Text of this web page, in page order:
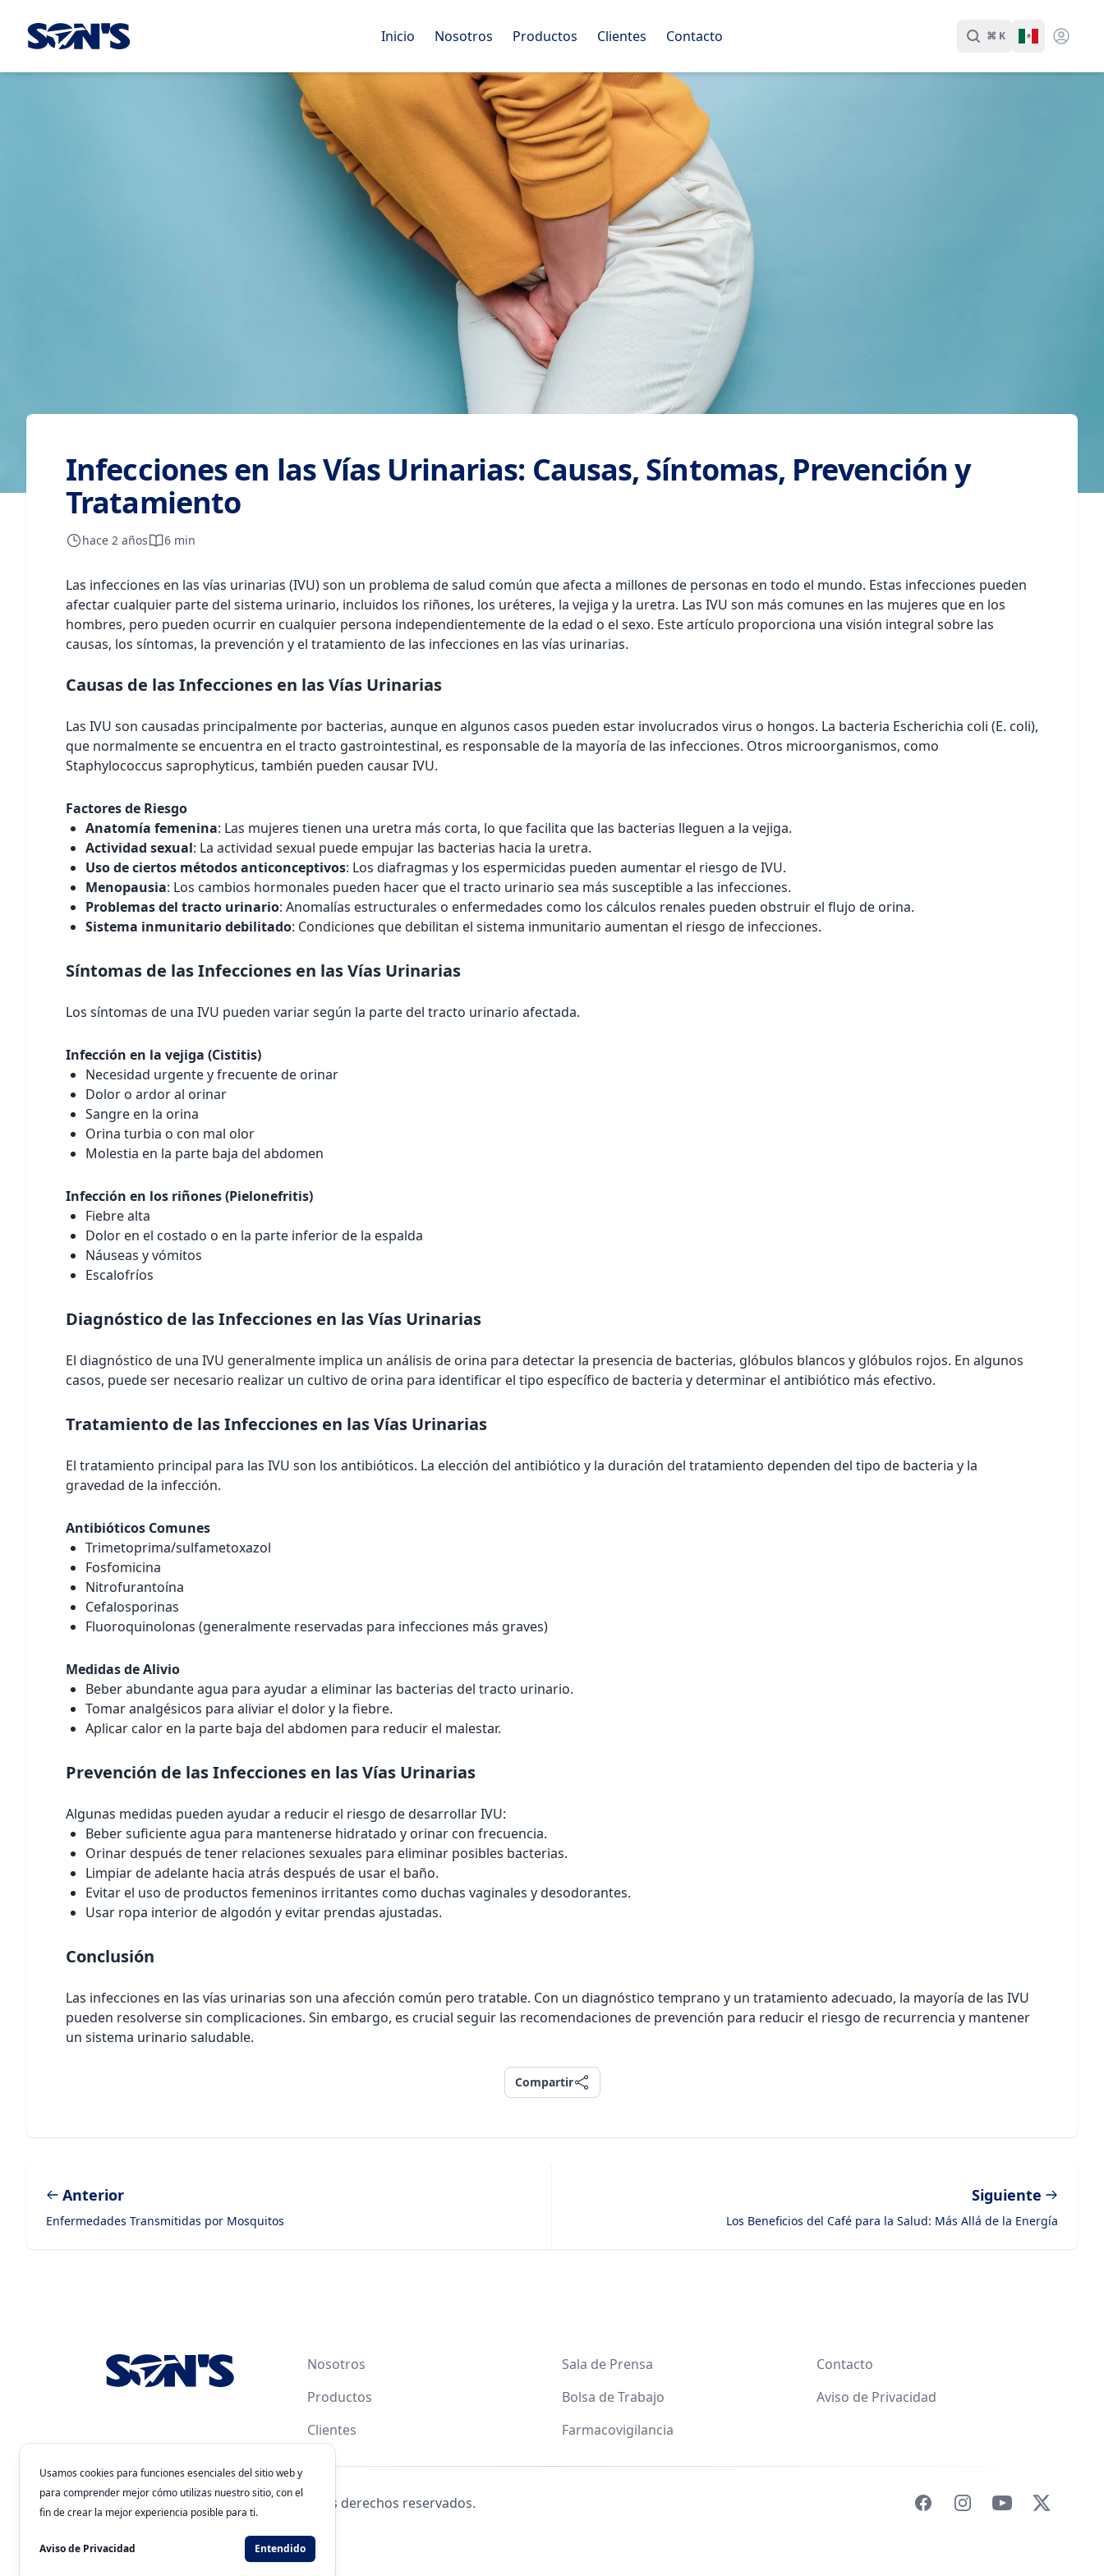
Laboratorios Química Son's Inicio Nosotros Productos Clientes Contacto Buscar
⌘ K Cambiar
Infecciones en las Vías Urinarias: Causas, Síntomas, Prevención y
Tratamiento
hace 2 años 6 min
Las infecciones en las vías urinarias (IVU) son un problema de salud común que afecta a millones de personas en todo el mundo. Estas infecciones pueden
afectar cualquier parte del sistema urinario, incluidos los riñones, los uréteres, la vejiga y la uretra. Las IVU son más comunes en las mujeres que en los
hombres, pero pueden ocurrir en cualquier persona independientemente de la edad o el sexo. Este artículo proporciona una visión integral sobre las
causas, los síntomas, la prevención y el tratamiento de las infecciones en las vías urinarias.
Causas de las Infecciones en las Vías Urinarias
Las IVU son causadas principalmente por bacterias, aunque en algunos casos pueden estar involucrados virus o hongos. La bacteria Escherichia coli (E. coli),
que normalmente se encuentra en el tracto gastrointestinal, es responsable de la mayoría de las infecciones. Otros microorganismos, como
Staphylococcus saprophyticus, también pueden causar IVU.
Factores de Riesgo
Anatomía femenina: Las mujeres tienen una uretra más corta, lo que facilita que las bacterias lleguen a la vejiga.
Actividad sexual: La actividad sexual puede empujar las bacterias hacia la uretra.
Uso de ciertos métodos anticonceptivos: Los diafragmas y los espermicidas pueden aumentar el riesgo de IVU.
Menopausia: Los cambios hormonales pueden hacer que el tracto urinario sea más susceptible a las infecciones.
Problemas del tracto urinario: Anomalías estructurales o enfermedades como los cálculos renales pueden obstruir el flujo de orina.
Sistema inmunitario debilitado: Condiciones que debilitan el sistema inmunitario aumentan el riesgo de infecciones.
Síntomas de las Infecciones en las Vías Urinarias
Los síntomas de una IVU pueden variar según la parte del tracto urinario afectada.
Infección en la vejiga (Cistitis)
Necesidad urgente y frecuente de orinar
Dolor o ardor al orinar
Sangre en la orina
Orina turbia o con mal olor
Molestia en la parte baja del abdomen
Infección en los riñones (Pielonefritis)
Fiebre alta
Dolor en el costado o en la parte inferior de la espalda
Náuseas y vómitos
Escalofríos
Diagnóstico de las Infecciones en las Vías Urinarias
El diagnóstico de una IVU generalmente implica un análisis de orina para detectar la presencia de bacterias, glóbulos blancos y glóbulos rojos. En algunos
casos, puede ser necesario realizar un cultivo de orina para identificar el tipo específico de bacteria y determinar el antibiótico más efectivo.
Tratamiento de las Infecciones en las Vías Urinarias
El tratamiento principal para las IVU son los antibióticos. La elección del antibiótico y la duración del tratamiento dependen del tipo de bacteria y la
gravedad de la infección.
Antibióticos Comunes
Trimetoprima/sulfametoxazol
Fosfomicina
Nitrofurantoína
Cefalosporinas
Fluoroquinolonas (generalmente reservadas para infecciones más graves)
Medidas de Alivio
Beber abundante agua para ayudar a eliminar las bacterias del tracto urinario.
Tomar analgésicos para aliviar el dolor y la fiebre.
Aplicar calor en la parte baja del abdomen para reducir el malestar.
Prevención de las Infecciones en las Vías Urinarias
Algunas medidas pueden ayudar a reducir el riesgo de desarrollar IVU:
Beber suficiente agua para mantenerse hidratado y orinar con frecuencia.
Orinar después de tener relaciones sexuales para eliminar posibles bacterias.
Limpiar de adelante hacia atrás después de usar el baño.
Evitar el uso de productos femeninos irritantes como duchas vaginales y desodorantes.
Usar ropa interior de algodón y evitar prendas ajustadas.
Conclusión
Las infecciones en las vías urinarias son una afección común pero tratable. Con un diagnóstico temprano y un tratamiento adecuado, la mayoría de las IVU
pueden resolverse sin complicaciones. Sin embargo, es crucial seguir las recomendaciones de prevención para reducir el riesgo de recurrencia y mantener
un sistema urinario saludable.
Compartir
Compartir
Anterior
Enfermedades Transmitidas por Mosquitos
Siguiente
Los Beneficios del Café para la Salud: Más Allá de la Energía
Nosotros
Productos
Clientes
Sala de Prensa
Bolsa de Trabajo
Farmacovigilancia
Contacto
Aviso de Privacidad
FacebookInstagramYouTube
X
© 2026 Laboratorios Química Son's. Todos los derechos reservados.
Clave de Autorización: 243300201B1902
Desarrollado porWEBNET Solutions
Usamos cookies para funciones esenciales del sitio web y
para comprender mejor cómo utilizas nuestro sitio, con el
fin de crear la mejor experiencia posible para ti.
Aviso de Privacidad Entendido